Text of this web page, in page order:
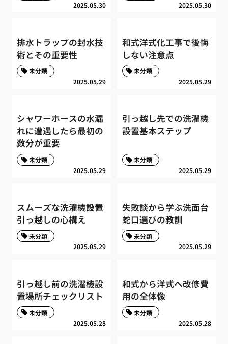
2025.05.30 2025.05.30
排水トラップの封水技
術とその重要性
2025.05.29
未分類
和式洋式化工事で後悔
しない注意点
2025.05.29
未分類
シャワーホースの水漏
れに遭遇したら最初の
数分が重要
2025.05.29
未分類
引っ越し先での洗濯機
設置基本ステップ
2025.05.29
未分類
スムーズな洗濯機設置
引っ越しの心構え
2025.05.29
未分類
失敗談から学ぶ洗面台
蛇口選びの教訓
2025.05.29
未分類
引っ越し前の洗濯機設
置場所チェックリスト
2025.05.28
未分類
和式から洋式へ改修費
用の全体像
2025.05.28
未分類